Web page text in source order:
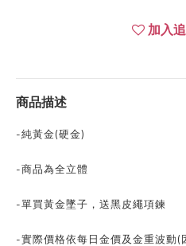
加入
商品描述
-純黃金(硬金)
-商品為全立體
-單買黃金墜子，送黑皮繩項鍊
-實際價格依每日金價及金重波動(